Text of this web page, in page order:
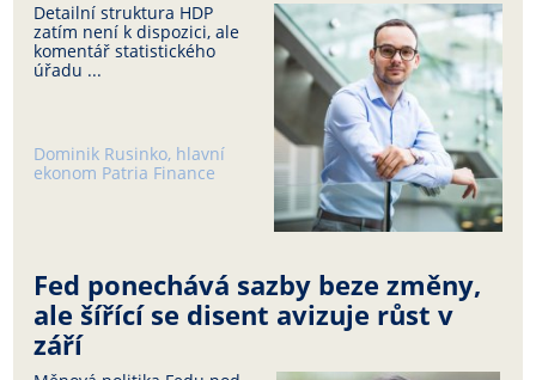
Detailní struktura HDP
zatím není k dispozici, ale
komentář statistického
úřadu ...
Dominik Rusinko, hlavní
ekonom Patria Finance
Fed ponechává sazby beze změny,
ale šířící se disent avizuje růst v
září